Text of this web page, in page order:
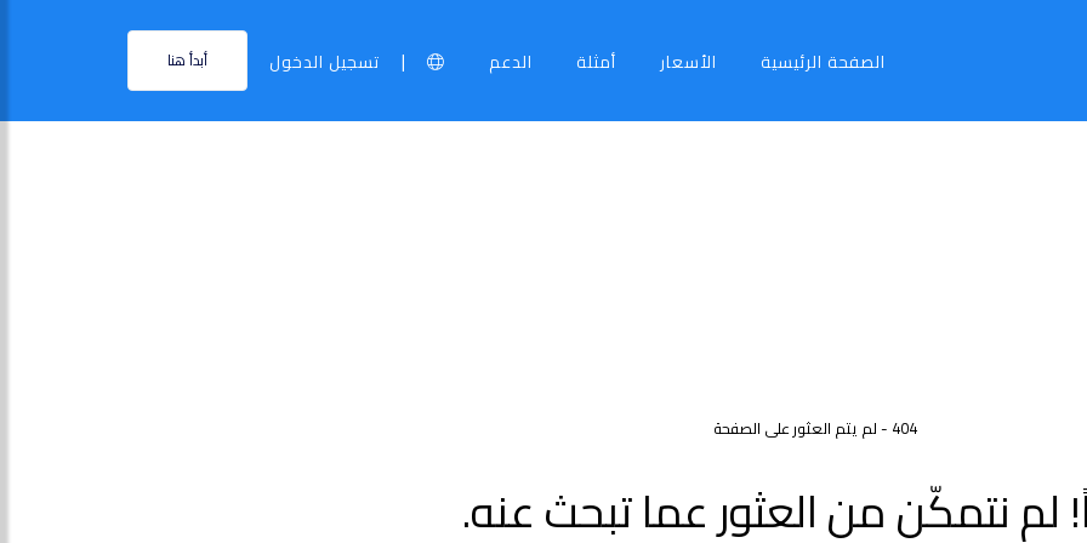
الصفحة الرئيسية الأسعار أمثلة الدعم | تسجيل الدخول أبدأ هنا
404 - لم يتم العثور على الصفحة
لم نتمكّن من العثور عما تبحث عنه.